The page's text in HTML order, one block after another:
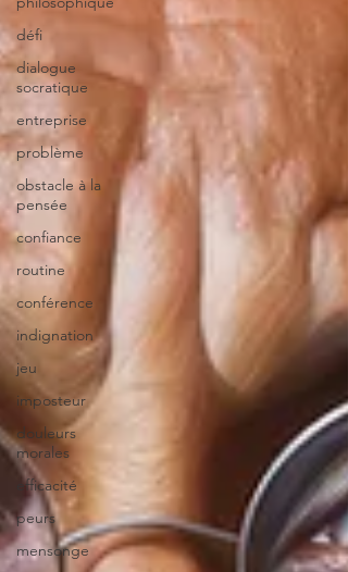
défi
dialogue
socratique
entreprise
problème
obstacle à la
pensée
confiance
routine
conférence
indignation
jeu
imposteur
douleurs
morales
efficacité
peurs
mensonge